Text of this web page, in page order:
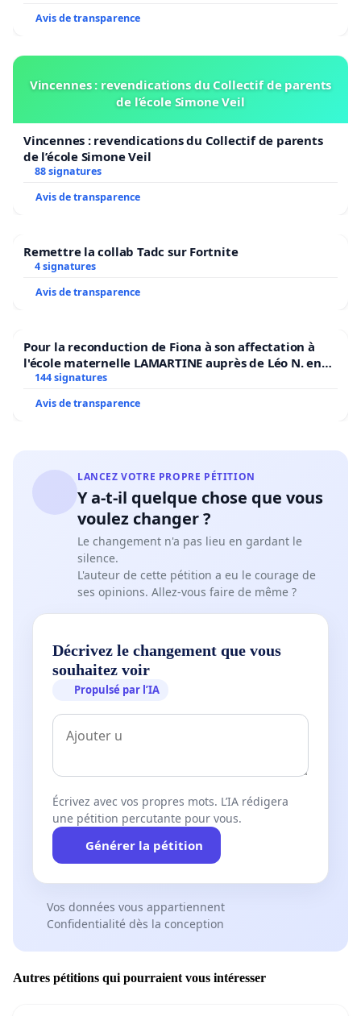
Avis de transparence
Vincennes : revendications du Collectif de parents
de l’école Simone Veil
Vincennes : revendications du Collectif de parents
de l’école Simone Veil
88 signatures
Avis de transparence
Remettre la collab Tadc sur Fortnite
4 signatures
Avis de transparence
Pour la reconduction de Fiona à son affectation à
l'école maternelle LAMARTINE auprès de Léo N. en
2026/2027
144 signatures
Avis de transparence
LANCEZ VOTRE PROPRE PÉTITION
Y a-t-il quelque chose que vous
voulez changer ?
Le changement n'a pas lieu en gardant le
silence.
L'auteur de cette pétition a eu le courage de
ses opinions. Allez-vous faire de même ?
Décrivez le changement que vous
souhaitez voir
Propulsé par l’IA
Écrivez avec vos propres mots. L’IA rédigera
une pétition percutante pour vous.
Générer la pétition
Vos données vous appartiennent
Confidentialité dès la conception
Autres pétitions qui pourraient vous intéresser